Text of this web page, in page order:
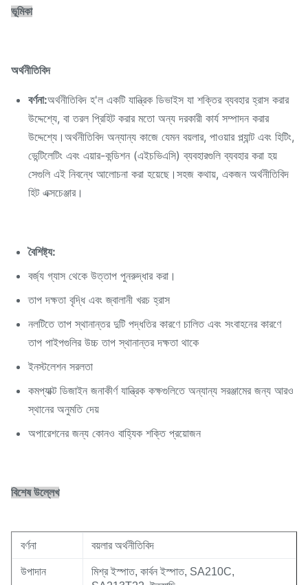
ভূমিকা
অর্থনীতিবিদ
বর্ণনা:অর্থনীতিবিদ হ'ল একটি যান্ত্রিক ডিভাইস যা শক্তির ব্যবহার হ্রাস করার
উদ্দেশ্যে, বা তরল প্রিহিট করার মতো অন্য দরকারী কার্য সম্পাদন করার
উদ্দেশ্যে।অর্থনীতিবিদ অন্যান্য কাজে যেমন বয়লার, পাওয়ার প্ল্যান্ট এবং হিটিং,
ভেন্টিলেটিং এবং এয়ার-কন্ডিশন (এইচভিএসি) ব্যবহারগুলি ব্যবহার করা হয়
সেগুলি এই নিবন্ধে আলোচনা করা হয়েছে।সহজ কথায়, একজন অর্থনীতিবিদ
হিট এক্সচেঞ্জার।
বৈশিষ্ট্য:
বর্জ্য গ্যাস থেকে উত্তাপ পুনরুদ্ধার করা।
তাপ দক্ষতা বৃদ্ধি এবং জ্বালানী খরচ হ্রাস
নলটিতে তাপ স্থানান্তর দুটি পদ্ধতির কারণে চালিত এবং সংবাহনের কারণে
তাপ পাইপগুলির উচ্চ তাপ স্থানান্তর দক্ষতা থাকে
ইনস্টলেশন সরলতা
কমপ্যাক্ট ডিজাইন জনাকীর্ণ যান্ত্রিক কক্ষগুলিতে অন্যান্য সরঞ্জামের জন্য আরও
স্থানের অনুমতি দেয়
অপারেশনের জন্য কোনও বাহ্যিক শক্তি প্রয়োজন
বিশেষ উল্লেখ
বর্ণনা বয়লার অর্থনীতিবিদ
উপাদান
মিশ্র ইস্পাত, কার্বন ইস্পাত, SA210C,